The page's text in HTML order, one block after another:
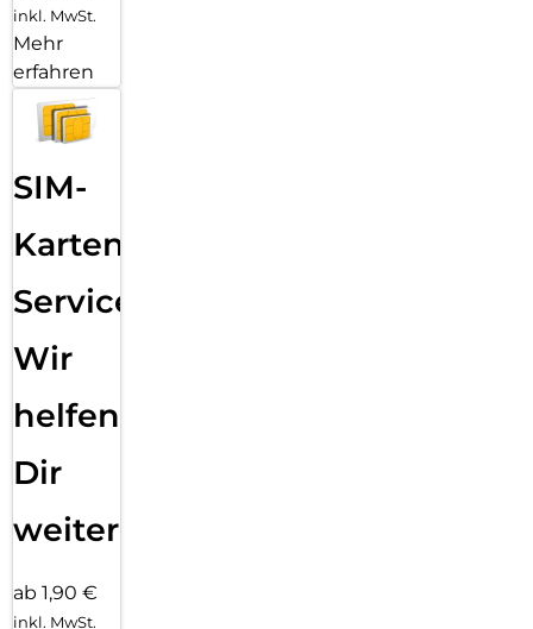
inkl. MwSt.
Mehr
erfahren
SIM-
Karten
Service:
Wir
helfen
Dir
weiter
ab 1,90 €
inkl. MwSt.